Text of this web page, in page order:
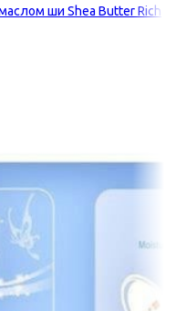
ши Shea Butter Rich